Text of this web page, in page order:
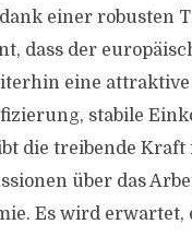
einer robusten
dass der
eine
stabile
die treibende Kraft
über das
Es wird erwartet,